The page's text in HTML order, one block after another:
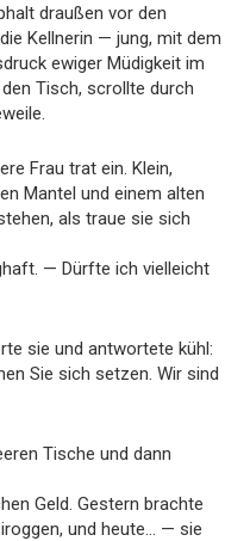
draußen vor den
Kellnerin — jung, mit dem
ewiger Müdigkeit im
Tisch, scrollte durch
Frau trat ein. Klein,
Mantel und einem alten
als traue sie sich
— Dürfte ich vielleicht
sie und antwortete kühl:
Sie sich setzen. Wir sind
Tische und dann
Geld. Gestern brachte
und heute… — sie